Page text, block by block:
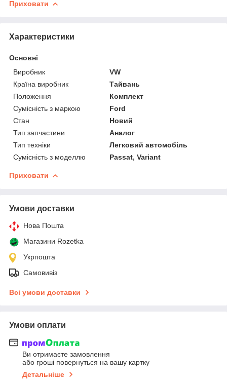
Приховати
Характеристики
Основні
Виробник
VW
Країна виробник
Тайвань
Положення
Комплект
Сумісність з маркою
Ford
Стан
Новий
Тип запчастини
Аналог
Тип техніки
Легковий автомобіль
Сумісність з моделлю
Passat, Variant
Приховати
Умови доставки
Нова Пошта
Магазини Rozetka
Укрпошта
Самовивіз
Всі умови доставки
Умови оплати
Ви отримаєте замовлення
або гроші повернуться на вашу картку
Детальніше